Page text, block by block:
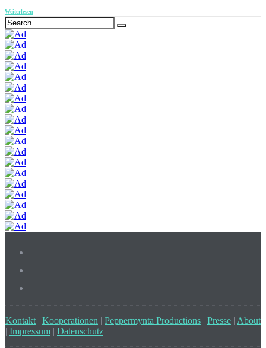
Weiterlesen
Kontakt | Kooperationen | Peppermynta Productions | Presse | About
| Impressum | Datenschutz